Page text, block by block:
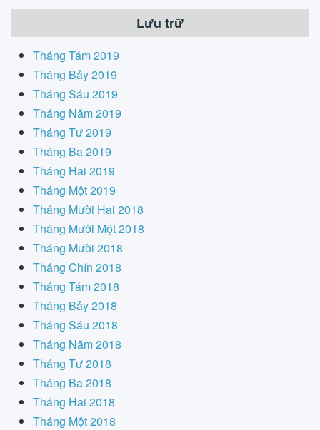
Lưu trữ
Tháng Tám 2019
Tháng Bảy 2019
Tháng Sáu 2019
Tháng Năm 2019
Tháng Tư 2019
Tháng Ba 2019
Tháng Hai 2019
Tháng Một 2019
Tháng Mười Hai 2018
Tháng Mười Một 2018
Tháng Mười 2018
Tháng Chín 2018
Tháng Tám 2018
Tháng Bảy 2018
Tháng Sáu 2018
Tháng Năm 2018
Tháng Tư 2018
Tháng Ba 2018
Tháng Hai 2018
Tháng Một 2018